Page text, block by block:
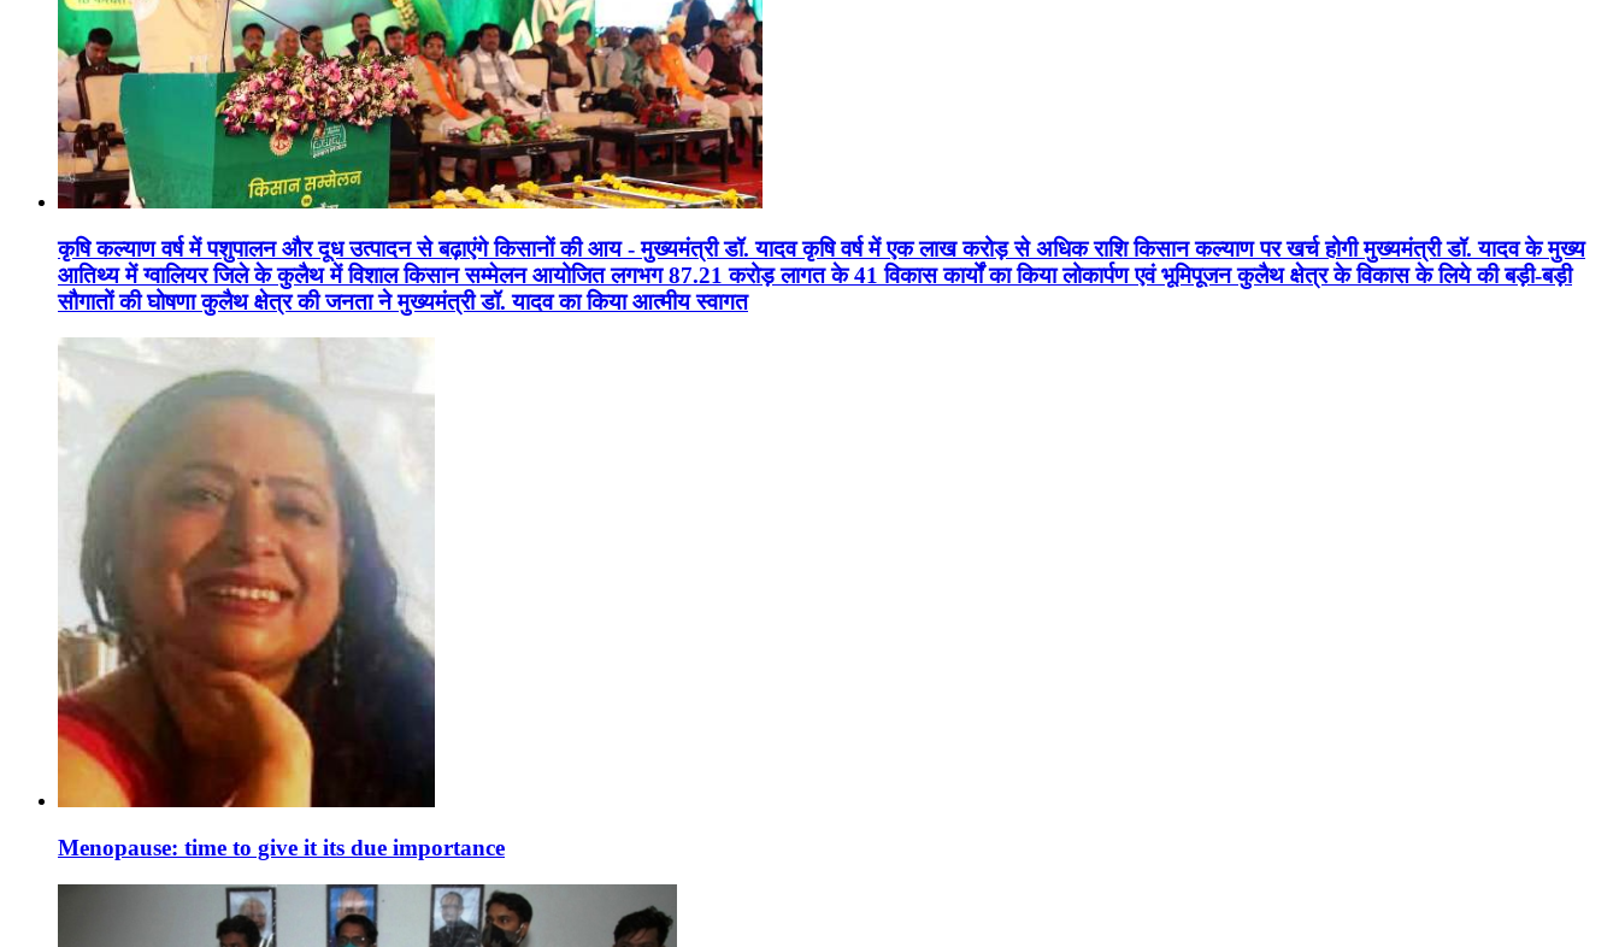
कृषि कल्याण वर्ष में पशुपालन और दूध उत्पादन से बढ़ाएंगे किसानों की आय - मुख्यमंत्री डॉ. यादव कृषि वर्ष में एक लाख करोड़ से अधिक राशि किसान कल्याण पर खर्च होगी मुख्यमंत्री डॉ. यादव के मुख्य
आतिथ्य में ग्वालियर जिले के कुलैथ में विशाल किसान सम्मेलन आयोजित लगभग 87.21 करोड़ लागत के 41 विकास कार्यों का किया लोकार्पण एवं भूमिपूजन कुलैथ क्षेत्र के विकास के लिये की बड़ी-बड़ी
सौगातों की घोषणा कुलैथ क्षेत्र की जनता ने मुख्यमंत्री डॉ. यादव का किया आत्मीय स्वागत
Menopause: time to give it its due importance